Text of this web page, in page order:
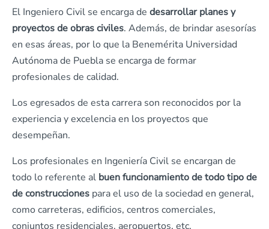
El Ingeniero Civil se encarga de desarrollar planes y
proyectos de obras civiles. Además, de brindar asesorías
en esas áreas, por lo que la Benemérita Universidad
Autónoma de Puebla se encarga de formar
profesionales de calidad.
Los egresados de esta carrera son reconocidos por la
experiencia y excelencia en los proyectos que
desempeñan.
Los profesionales en Ingeniería Civil se encargan de
todo lo referente al buen funcionamiento de todo tipo de
de construcciones para el uso de la sociedad en general,
como carreteras, edificios, centros comerciales,
conjuntos residenciales, aeropuertos, etc.